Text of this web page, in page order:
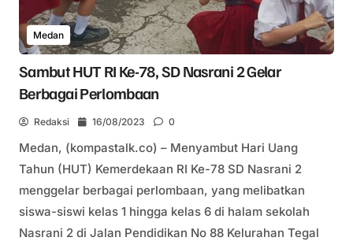
Medan
Sambut HUT RI Ke-78, SD Nasrani 2 Gelar
Berbagai Perlombaan
Redaksi 16/08/2023 0
Medan, (kompastalk.co) – Menyambut Hari Uang
Tahun (HUT) Kemerdekaan RI Ke-78 SD Nasrani 2
menggelar berbagai perlombaan, yang melibatkan
siswa-siswi kelas 1 hingga kelas 6 di halam sekolah
Nasrani 2 di Jalan Pendidikan No 88 Kelurahan Tegal